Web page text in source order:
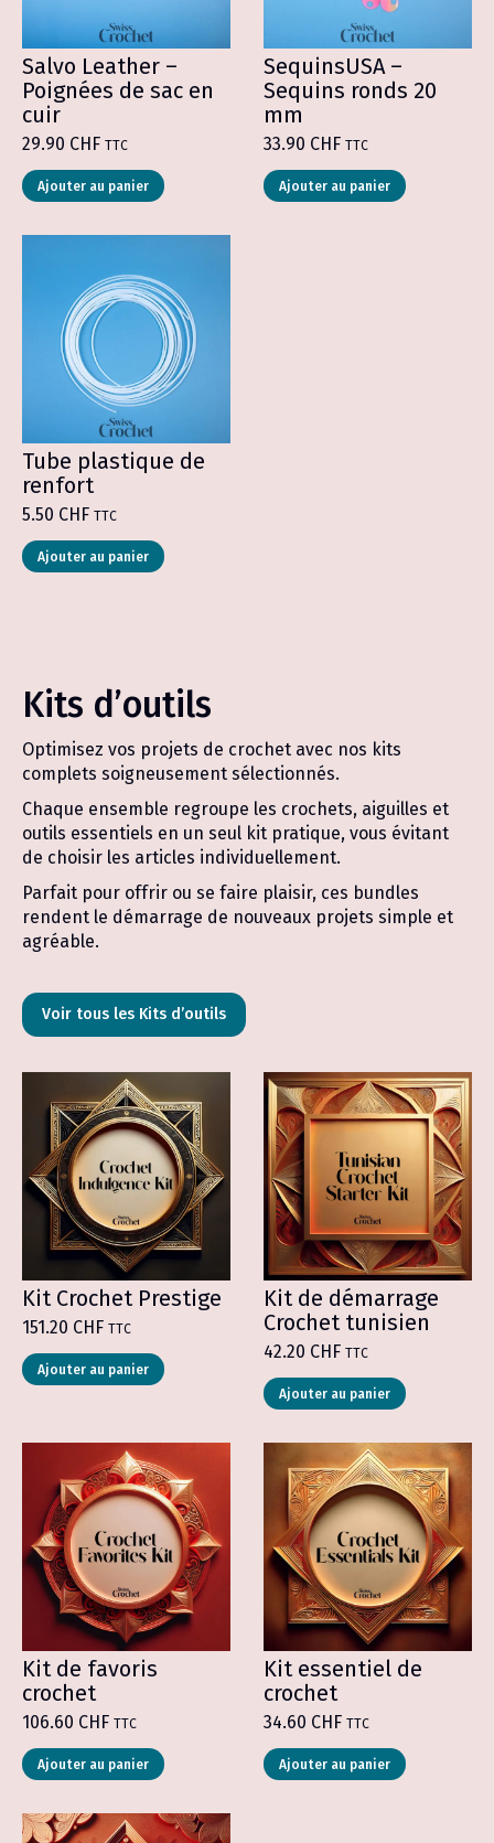
Salvo Leather –
Poignées de sac en
cuir
29.90 CHF TTC
Ajouter au panier
Ce
produit
plusieurs
options
peuvent
être
choisies
sur
la
produit
SequinsUSA –
Sequins ronds 20
mm
33.90 CHF TTC
Ajouter au panier
Ce
produit
Tube plastique de
renfort
5.50 CHF TTC
Ajouter au panier
Kits d’outils
Optimisez vos projets de crochet avec nos kits
complets soigneusement sélectionnés.
Chaque ensemble regroupe les crochets, aiguilles et
outils essentiels en un seul kit pratique, vous évitant
de choisir les articles individuellement.
Parfait pour offrir ou se faire plaisir, ces bundles
rendent le démarrage de nouveaux projets simple et
agréable.
Voir tous les Kits d’outils
Kit Crochet Prestige
151.20 CHF TTC
Ajouter au panier
Kit de démarrage
Crochet tunisien
42.20 CHF TTC
Ajouter au panier
Kit de favoris
crochet
106.60 CHF TTC
Ajouter au panier
Kit essentiel de
crochet
34.60 CHF TTC
Ajouter au panier